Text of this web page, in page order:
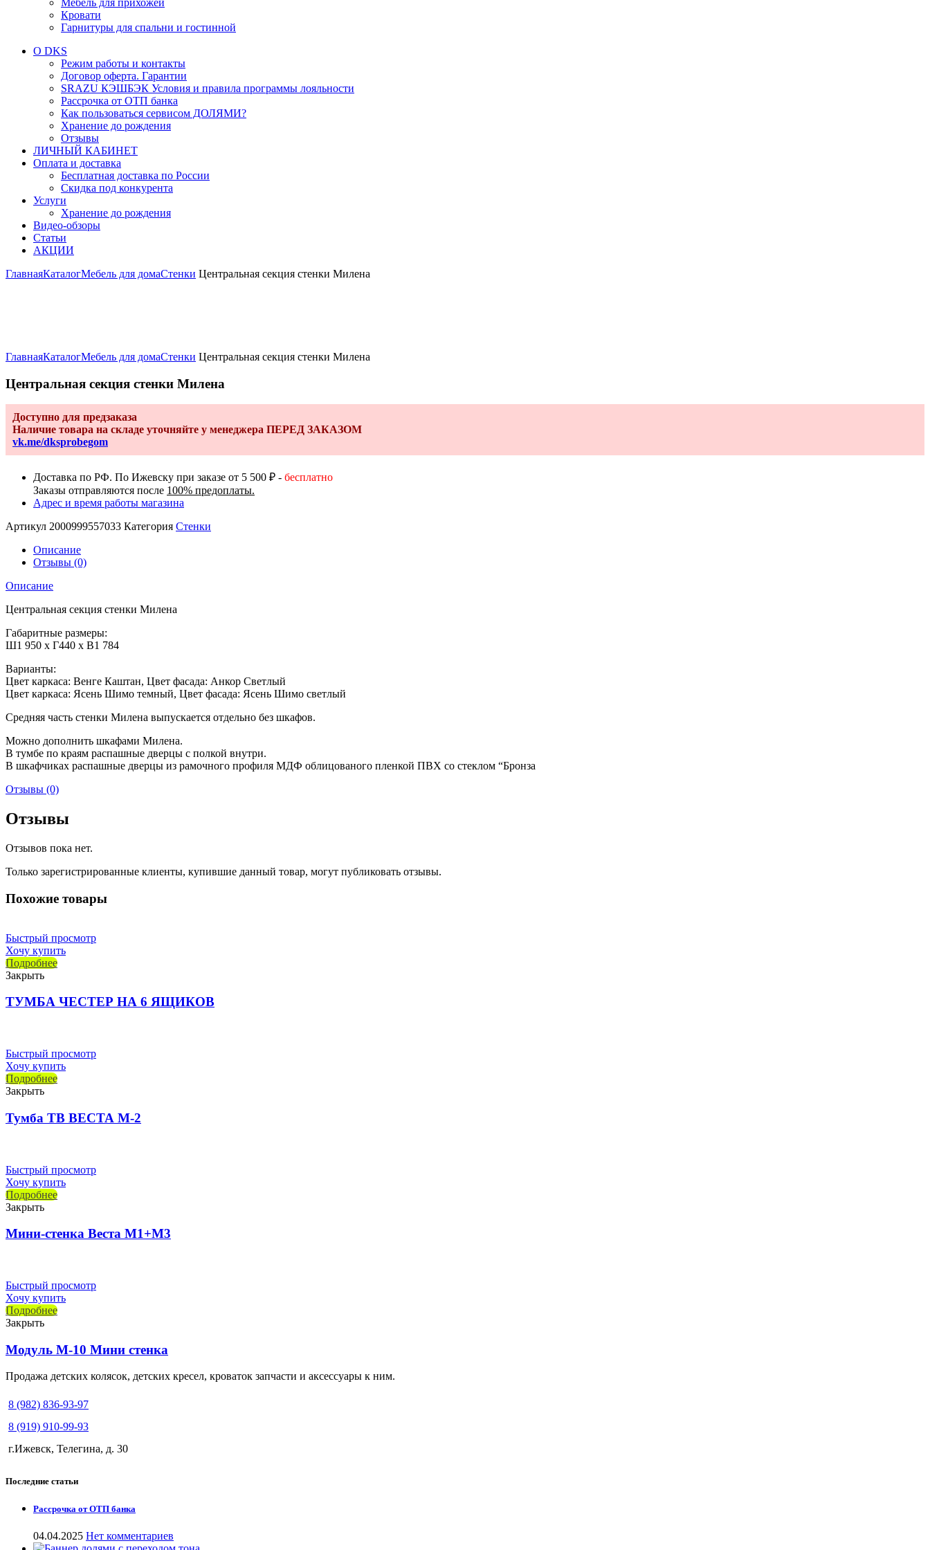
Мебель для прихожей
Кровати
Гарнитуры для спальни и гостинной
О DKS
Режим работы и контакты
Договор оферта. Гарантии
SRAZU КЭШБЭК Условия и правила программы лояльности
Рассрочка от ОТП банка
Как пользоваться сервисом ДОЛЯМИ?
Хранение до рождения
Отзывы
ЛИЧНЫЙ КАБИНЕТ
Оплата и доставка
Бесплатная доставка по России
Скидка под конкурента
Услуги
Хранение до рождения
Видео-обзоры
Статьи
АКЦИИ
ГлавнаяКаталогМебель для домаСтенки Центральная секция стенки Милена
ГлавнаяКаталогМебель для домаСтенки Центральная секция стенки Милена
Центральная секция стенки Милена
Доступно для предзаказа
Наличие товара на складе уточняйте у менеджера ПЕРЕД ЗАКАЗОМ
vk.me/dksprobegom
Доставка по РФ. По Ижевску при заказе от 5 500 ₽ - бесплатно
Заказы отправляются после 100% предоплаты.
Адрес и время работы магазина
Артикул 2000999557033 Категория Стенки
Описание
Отзывы (0)
Описание
Центральная секция стенки Милена
Габаритные размеры:
Ш1 950 x Г440 x В1 784
Варианты:
Цвет каркаса: Венге Каштан, Цвет фасада: Анкор Светлый
Цвет каркаса: Ясень Шимо темный, Цвет фасада: Ясень Шимо светлый
Средняя часть стенки Милена выпускается отдельно без шкафов.
Можно дополнить шкафами Милена.
В тумбе по краям распашные дверцы с полкой внутри.
В шкафчиках распашные дверцы из рамочного профиля МДФ облицованого пленкой ПВХ со стеклом “Бронза
Отзывы (0)
Отзывы
Отзывов пока нет.
Только зарегистрированные клиенты, купившие данный товар, могут публиковать отзывы.
Похожие товары
Быстрый просмотр
Хочу купить
Подробнее
Закрыть
ТУМБА ЧЕСТЕР НА 6 ЯЩИКОВ
Быстрый просмотр
Хочу купить
Подробнее
Закрыть
Тумба ТВ ВЕСТА М-2
Быстрый просмотр
Хочу купить
Подробнее
Закрыть
Мини-стенка Веста М1+М3
Быстрый просмотр
Хочу купить
Подробнее
Закрыть
Модуль М-10 Мини стенка
Продажа детских колясок, детских кресел, кроваток запчасти и аксессуары к ним.
8 (982) 836-93-97
8 (919) 910-99-93
г.Ижевск, Телегина, д. 30
Последние статьи
Рассрочка от ОТП банка
04.04.2025 Нет комментариев